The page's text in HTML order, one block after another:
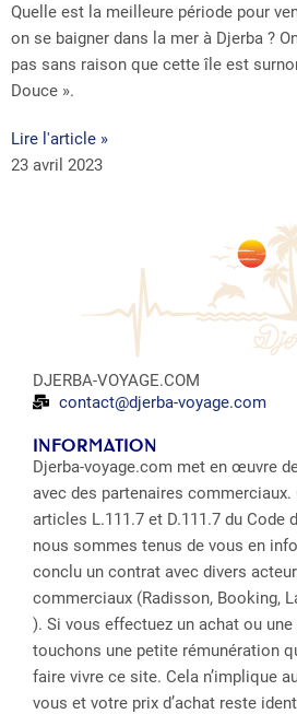
Quelle est la meilleure période pour
on se baigner dans la mer à Djerba ?
pas sans raison que cette île est
Douce ».
Lire l'article »
23 avril 2023
DJERBA-VOYAGE.COM
contact@djerba-voyage.com
INFORMATION
Djerba-voyage.com met en œuvre
avec des partenaires
articles L.111.7 et D.111.7 du Code
nous sommes tenus de vous en
conclu un contrat avec divers
commerciaux (Radisson, Booking,
). Si vous effectuez un achat ou
touchons une petite rémunération
faire vivre ce site. Cela n’implique
vous et votre prix d’achat reste